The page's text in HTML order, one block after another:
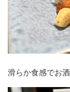
滑らか食感でお酒